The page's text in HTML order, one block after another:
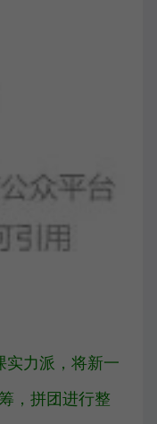
实力派，将新一
，拼团进行整